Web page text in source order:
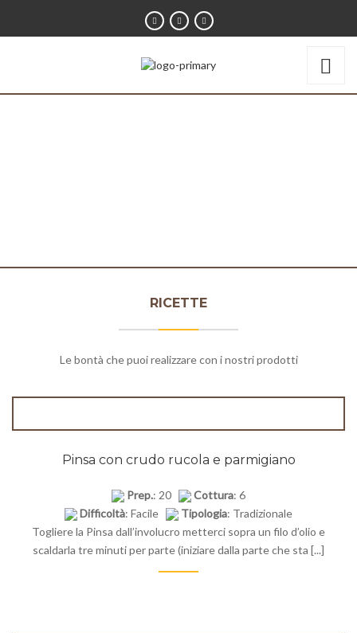
RICETTE
Le bontà che puoi realizzare con i nostri prodotti
Pinsa con crudo rucola e parmigiano
Prep.: 20 Cottura: 6
Difficoltà: Facile Tipologia: Tradizionale
Togliere la Pinsa dall’involucro metterci sopra un filo d’olio e
scaldarla tre minuti per parte (iniziare dalla parte che sta [...]